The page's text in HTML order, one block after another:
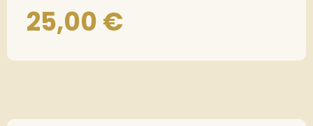
25,00€